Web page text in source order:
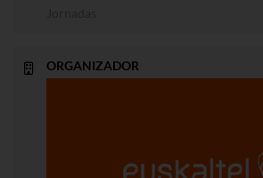
ORGANIZADOR